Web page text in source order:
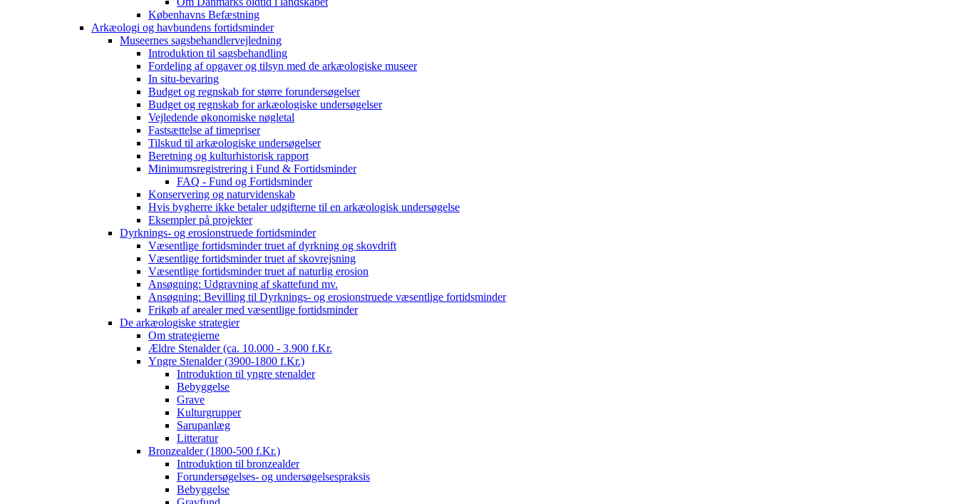
Københavns Befæstning
Arkæologi og havbundens fortidsminder
Museernes sagsbehandlervejledning
Introduktion til sagsbehandling
Fordeling af opgaver og tilsyn med de arkæologiske museer
In situ-bevaring
Budget og regnskab for større forundersøgelser
Budget og regnskab for arkæologiske undersøgelser
Vejledende økonomiske nøgletal
Fastsættelse af timepriser
Tilskud til arkæologiske undersøgelser
Beretning og kulturhistorisk rapport
Minimumsregistrering i Fund & Fortidsminder
FAQ - Fund og Fortidsminder
Konservering og naturvidenskab
Hvis bygherre ikke betaler udgifterne til en arkæologisk undersøgelse
Eksempler på projekter
Dyrknings- og erosionstruede fortidsminder
Væsentlige fortidsminder truet af dyrkning og skovdrift
Væsentlige fortidsminder truet af skovrejsning
Væsentlige fortidsminder truet af naturlig erosion
Ansøgning: Udgravning af skattefund mv.
Ansøgning: Bevilling til Dyrknings- og erosionstruede væsentlige fortidsminder
Frikøb af arealer med væsentlige fortidsminder
De arkæologiske strategier
Om strategierne
Ældre Stenalder (ca. 10.000 - 3.900 f.Kr.
Yngre Stenalder (3900-1800 f.Kr.)
Introduktion til yngre stenalder
Bebyggelse
Grave
Kulturgrupper
Sarupanlæg
Litteratur
Bronzealder (1800-500 f.Kr.)
Introduktion til bronzealder
Forundersøgelses- og undersøgelsespraksis
Bebyggelse